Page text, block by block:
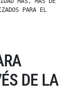
PARA EL
DE LA